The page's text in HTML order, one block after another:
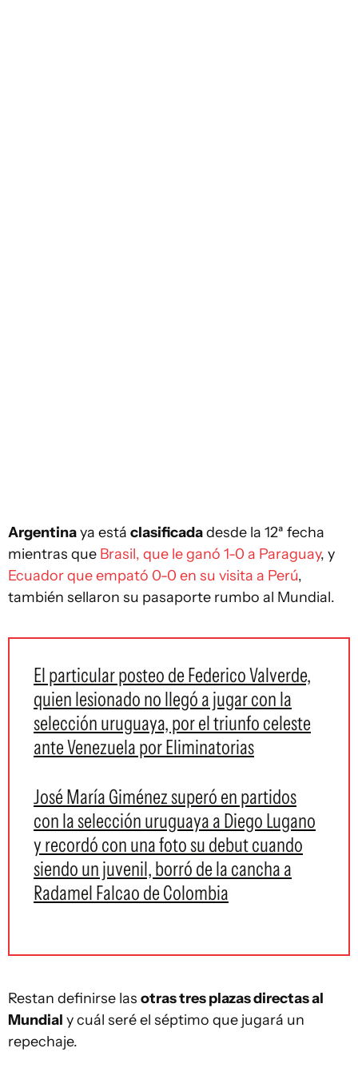
Argentinaya está clasificadadesde la 12ª fecha
mientras que Brasil, que le ganó 1-0 a Paraguay, y
Ecuador que empató 0-0 en su visita a Perú,
también sellaron su pasaporte rumbo al Mundial.
El particular posteo de Federico Valverde,
quien lesionado no llegó a jugar con la
selección uruguaya, por el triunfo celeste
ante Venezuela por Eliminatorias
José María Giménez superó en partidos
con la selección uruguaya a Diego Lugano
y recordó con una foto su debut cuando
siendo un juvenil, borró de la cancha a
Radamel Falcao de Colombia
Restan definirse las otras tres plazas directas al
Mundial y cuál seré el séptimo que jugará un
repechaje.